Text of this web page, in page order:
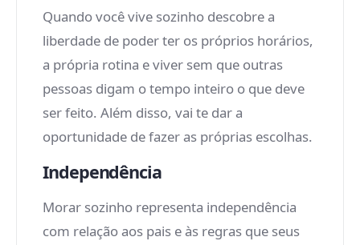
Quando você vive sozinho descobre a
liberdade de poder ter os próprios horários,
a própria rotina e viver sem que outras
pessoas digam o tempo inteiro o que deve
ser feito. Além disso, vai te dar a
oportunidade de fazer as próprias escolhas.
Independência
Morar sozinho representa independência
com relação aos pais e às regras que seus